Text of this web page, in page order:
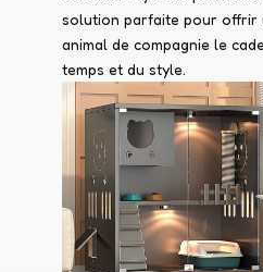
solution parfaite pour offrir
animal de compagnie le
temps et du style.